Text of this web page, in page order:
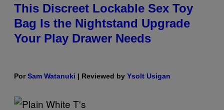
This Discreet Lockable Sex Toy
Bag Is the Nightstand Upgrade
Your Play Drawer Needs
PorSam Watanuki | Reviewed by Ysolt Usigan